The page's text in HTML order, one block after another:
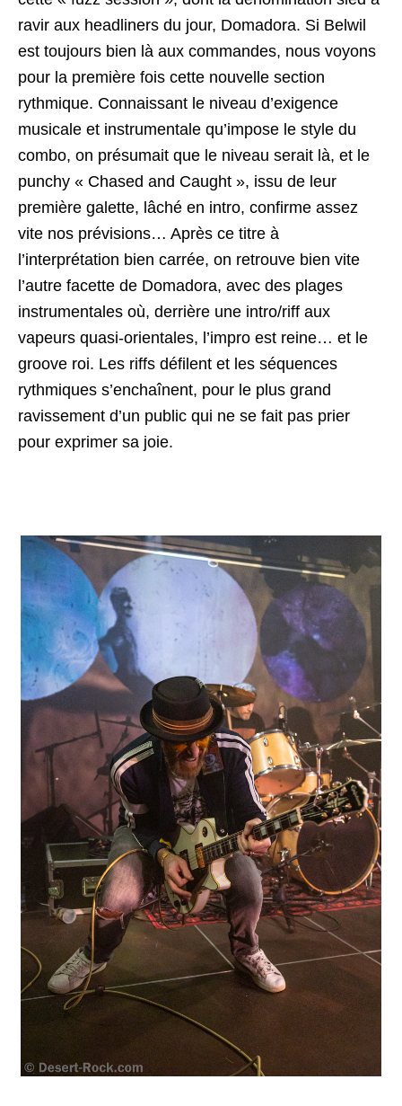
ravir aux headliners du jour, Domadora. Si Belwil
est toujours bien là aux commandes, nous voyons
pour la première fois cette nouvelle section
rythmique. Connaissant le niveau d’exigence
musicale et instrumentale qu’impose le style du
combo, on présumait que le niveau serait là, et le
punchy « Chased and Caught », issu de leur
première galette, lâché en intro, confirme assez
vite nos prévisions… Après ce titre à
l’interprétation bien carrée, on retrouve bien vite
l’autre facette de Domadora, avec des plages
instrumentales où, derrière une intro/riff aux
vapeurs quasi-orientales, l’impro est reine… et le
groove roi. Les riffs défilent et les séquences
rythmiques s’enchaînent, pour le plus grand
ravissement d’un public qui ne se fait pas prier
pour exprimer sa joie.